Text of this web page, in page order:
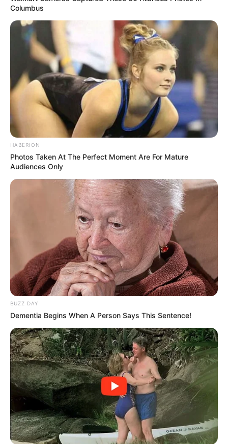
Columbus
HABERION
Photos Taken At The Perfect Moment Are For Mature
Audiences Only
BUZZ DAY
Dementia Begins When A Person Says This Sentence!